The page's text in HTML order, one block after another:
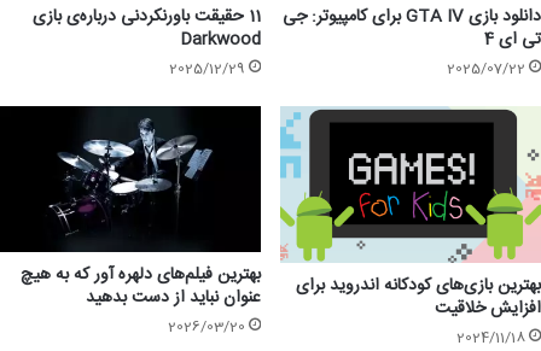
دانلود بازی GTA IV برای کامپیوتر: جی
تی ای 4
2025/07/22
11 حقیقت باورنکردنی درباره‌ی بازی
Darkwood
2025/12/29
بهترین بازی‌های کودکانه اندروید برای
افزایش خلاقیت
2024/11/18
بهترین فیلم‌های دلهره آور که به هیچ
عنوان نباید از دست بدهید
2026/03/20